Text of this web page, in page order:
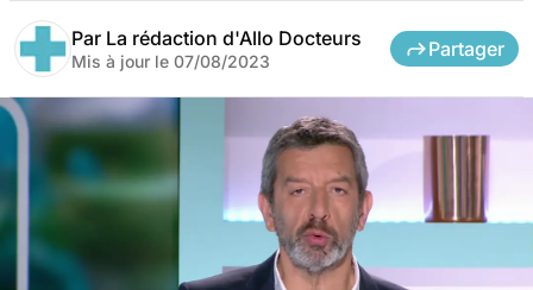
Par La rédaction d'Allo Docteurs
Mis à jour le 07/08/2023
Partager